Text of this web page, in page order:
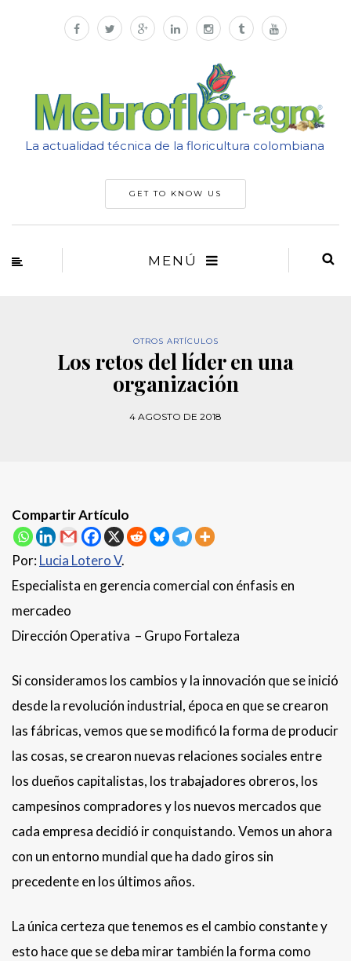
La actualidad técnica de la floricultura colombiana
GET TO KNOW US
MENÚ
OTROS ARTÍCULOS
Los retos del líder en una
organización
4 AGOSTO DE 2018
Compartir Artículo
Por:Lucia Lotero V.
Especialista en gerencia comercial con énfasis en
mercadeo
Dirección Operativa – Grupo Fortaleza
Si consideramos los cambios y la innovación que se inició
desde la revolución industrial, época en que se crearon
las fábricas, vemos que se modificó la forma de producir
las cosas, se crearon nuevas relaciones sociales entre
los dueños capitalistas, los trabajadores obreros, los
campesinos compradores y los nuevos mercados que
cada empresa decidió ir conquistando. Vemos un ahora
con un entorno mundial que ha dado giros sin
precedente en los últimos años.
La única certeza que tenemos es el cambio constante y
esto hace que se deba mirar también la forma como